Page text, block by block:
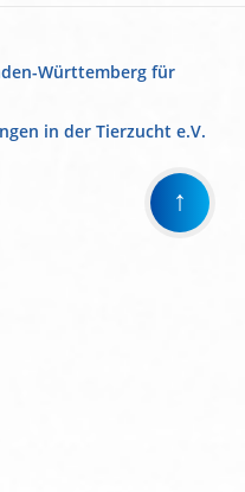
Württemberg für
in der Tierzucht e.V.
↑